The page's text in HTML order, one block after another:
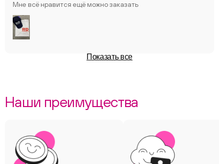
Мне всё нравится ещё можно заказать
Показать все
Наши преимущества